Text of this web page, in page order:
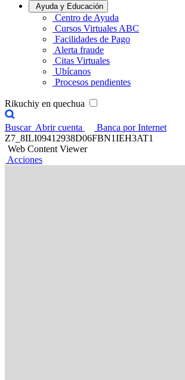
Ayuda y Educación
Centro de Ayuda
Cursos Virtuales ABC
Facilidades de Pago
Alerta fraude
Citas Virtuales
Ubícanos
Procesos pendientes
Rikuchiy en quechua
Buscar Abrir cuenta
Banca por Internet
Z7_8ILI09412938D06FBN1IEH3AT1
Web Content Viewer
Acciones